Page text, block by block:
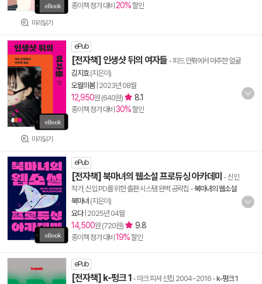
미리읽기
종이책 정가 대비 20%할인
미리읽기
ePub
[전자책] 인생샷 뒤의 여자들 - 피드 안팎에서 마주한 얼굴
김지효(지은이)
오월의봄| 2023년 08월
12,950원 (640원) 8.1
종이책 정가 대비 30%할인
ePub
[전자책] 북마녀의 웹소설 프로듀싱 아카데미 - 신인
작가, 신입 PD를 위한 출판 시스템 완벽 공략집 -북마녀의 웹소설
북마녀 (지은이)
요다| 2025년 04월
14,500원 (720원) 9.8
종이책 정가 대비 19%할인
ePub
[전자책] k-펑크 1 - 마크 피셔 선집 2004~2016 -k-펑크 1